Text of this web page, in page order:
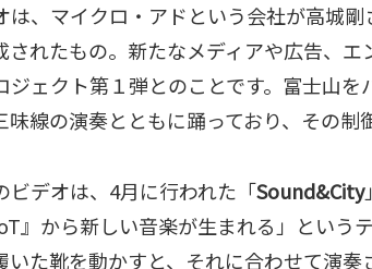
は、マイクロ・アドという会社が高城
されたもの。新たなメディアや広告、
ジェクト第１弾とのことです。富士山
味線の演奏とともに踊っており、その制
ビデオは、4月に行われた「Sound&City
』から新しい音楽が生まれる」とい
いた靴を動かすと、それに合わせて演